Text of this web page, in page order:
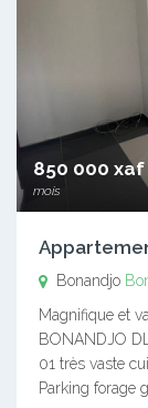
850 000 xaf
mois
Bonandjo
Magnifique et
BONANDJO
01 très vaste
Parking forage